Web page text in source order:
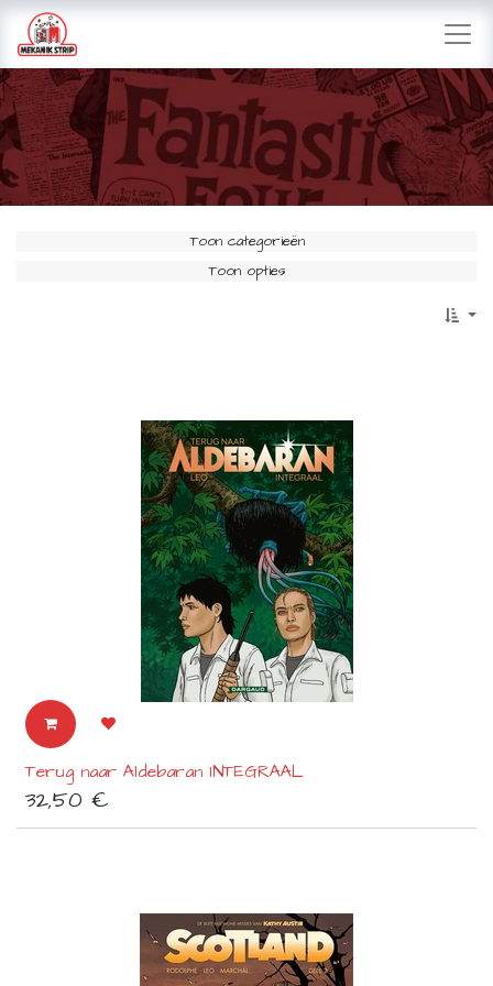
Toon categorieën
Toon opties
Terug naar Aldebaran INTEGRAAL
32,50 €